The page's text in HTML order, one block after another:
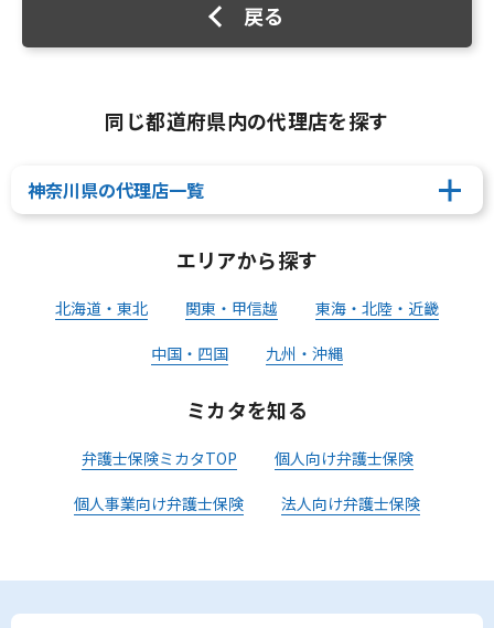
戻る
同じ都道府県内の代理店を探す
神奈川県の代理店一覧
エリアから探す
北海道・東北 関東・甲信越 東海・北陸・近畿
中国・四国 九州・沖縄
ミカタを知る
弁護士保険ミカタTOP 個人向け弁護士保険
個人事業向け弁護士保険 法人向け弁護士保険